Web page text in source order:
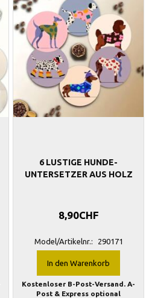
6 LUSTIGE HUNDE-
UNTERSETZER AUS HOLZ
8,90CHF
Model/Artikelnr.: 290171
In den Warenkorb
Kostenloser B-Post-Versand. A-
Post & Express optional